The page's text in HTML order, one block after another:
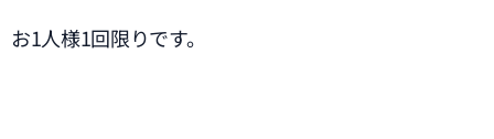
お1人様1回限りです。